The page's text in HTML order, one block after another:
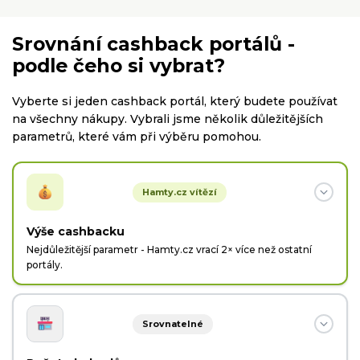
Srovnání cashback portálů -
podle čeho si vybrat?
Vyberte si jeden cashback portál, který budete používat
na všechny nákupy. Vybrali jsme několik důležitějších
parametrů, které vám při výběru pomohou.
Hamty.cz vítězí
Výše cashbacku
Nejdůležitější parametr - Hamty.cz vrací 2× více než ostatní
portály.
Hamty.cz
Hamty.cz vám vyplatí celou provizi, kterou získá od
Srovnatelné